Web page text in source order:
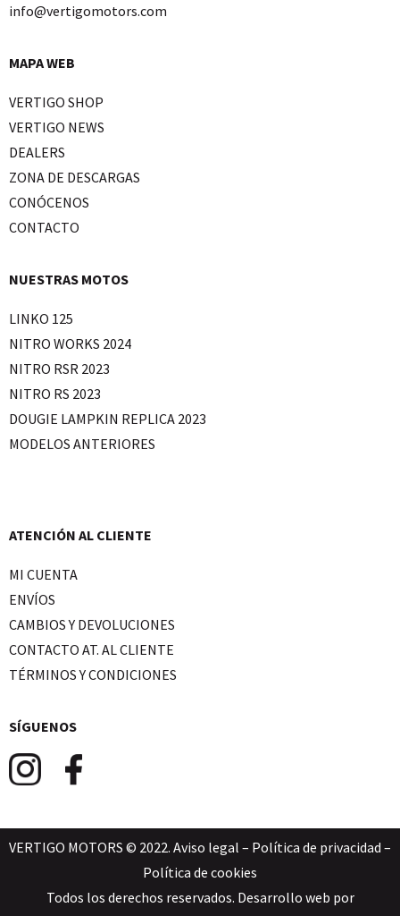
info@vertigomotors.com
MAPA WEB
VERTIGO SHOP
VERTIGO NEWS
DEALERS
ZONA DE DESCARGAS
CONÓCENOS
CONTACTO
NUESTRAS MOTOS
LINKO 125
NITRO WORKS 2024
NITRO RSR 2023
NITRO RS 2023
DOUGIE LAMPKIN REPLICA 2023
MODELOS ANTERIORES
ATENCIÓN AL CLIENTE
MI CUENTA
ENVÍOS
CAMBIOS Y DEVOLUCIONES
CONTACTO AT. AL CLIENTE
TÉRMINOS Y CONDICIONES
SÍGUENOS
VERTIGO MOTORS © 2022. Aviso legal – Política de privacidad –
Política de cookies
Todos los derechos reservados. Desarrollo web por